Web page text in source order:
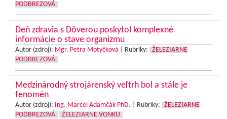
PODBREZOVÁ
Deň zdravia s Dôverou poskytol komplexné
informácie o stave organizmu
Autor (zdroj): Mgr. Petra Motyčková Rubriky:
ŽELEZIARNE
PODBREZOVÁ
Medzinárodný strojárenský veľtrh bol a stále je
fenomén
Autor (zdroj): Ing. Marcel Adamčák PhD. Rubriky:
ŽELEZIARNE
PODBREZOVÁ
ŽELEZIARNE VONKU